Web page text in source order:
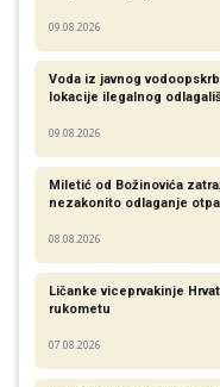
09.08.2026
Voda iz javnog
lokacije ilegalnog
09.08.2026
Miletić od Božinovića
nezakonito odlaganje
08.08.2026
Ličanke viceprvakinje
rukometu
07.08.2026